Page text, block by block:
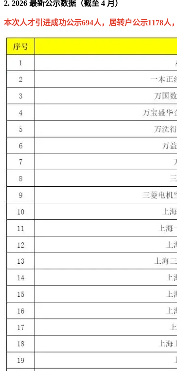
2. 2026 最新公示数据（截至 4 月）
本次人才引进成功公示694人，居转户公示1178人